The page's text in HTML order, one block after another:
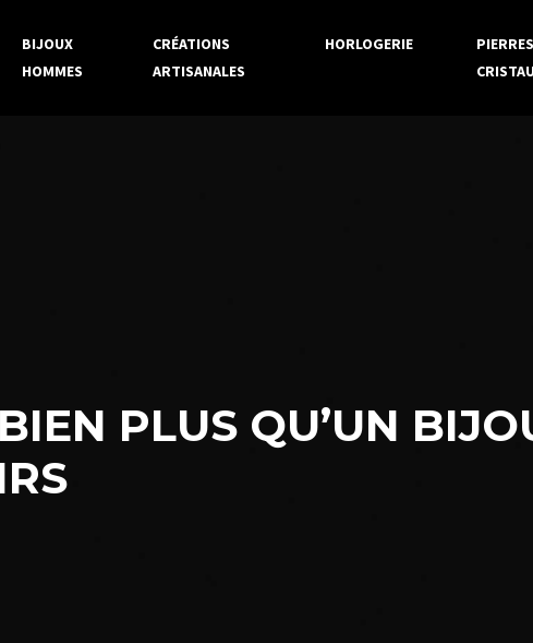
BIJOUX
HOMMES
CRÉATIONS
ARTISANALES
HORLOGERIE
PLUS QU’UN